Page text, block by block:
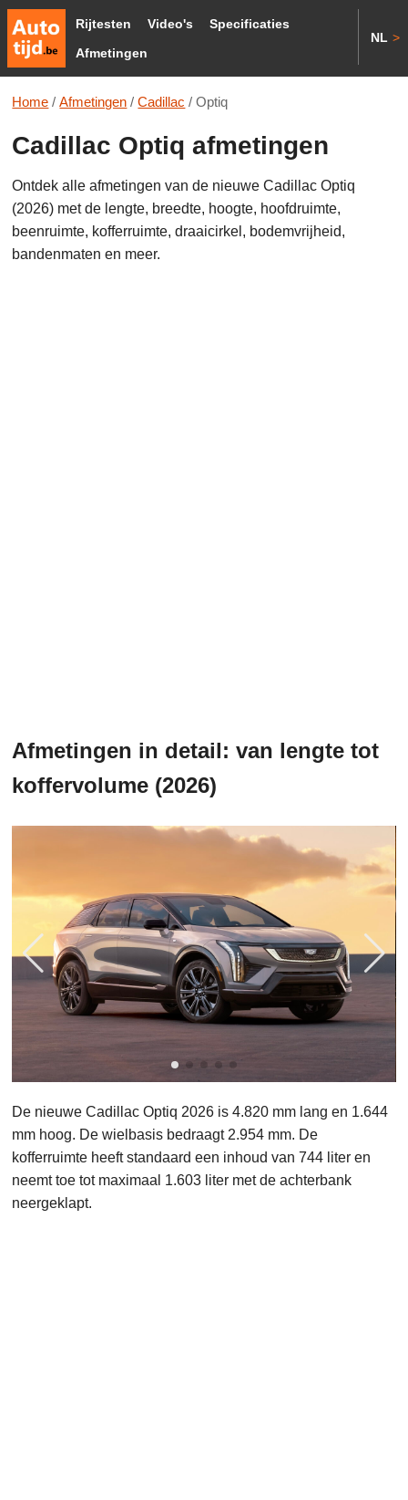
Rijtesten Video's
Specificaties
Afmetingen
NL >
Home / Afmetingen / Cadillac / Optiq
Cadillac Optiq afmetingen
Ontdek alle afmetingen van de nieuwe Cadillac Optiq
(2026) met de lengte, breedte, hoogte, hoofdruimte,
beenruimte, kofferruimte, draaicirkel, bodemvrijheid,
bandenmaten en meer.
Afmetingen in detail: van lengte tot
koffervolume (2026)
De nieuwe Cadillac Optiq 2026 is 4.820 mm lang en 1.644
mm hoog. De wielbasis bedraagt 2.954 mm. De
kofferruimte heeft standaard een inhoud van 744 liter en
neemt toe tot maximaal 1.603 liter met de achterbank
neergeklapt.